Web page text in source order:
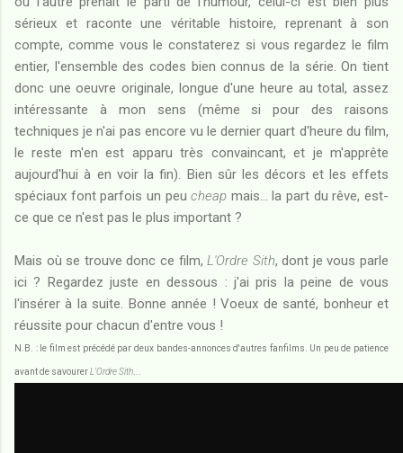
sérieux et raconte une véritable histoire, reprenant à son
compte, comme vous le constaterez si vous regardez le film
entier, l'ensemble des codes bien connus de la série. On tient
donc une oeuvre originale, longue d'une heure au total, assez
intéressante à mon sens (même si pour des raisons
techniques je n'ai pas encore vu le dernier quart d'heure du film,
le reste m'en est apparu très convaincant, et je m'apprête
aujourd'hui à en voir la fin). Bien sûr les décors et les effets
spéciaux font parfois un peucheap mais... la part du rêve, est-
ce que ce n'est pas le plus important ?
Mais où se trouve donc ce film,L'Ordre Sith, dont je vous parle
ici ? Regardez juste en dessous : j'ai pris la peine de vous
l'insérer à la suite. Bonne année ! Voeux de santé, bonheur et
réussite pour chacun d'entre vous !
N.B. : le film est précédé par deux bandes-annonces d'autres fanfilms. Un peu de patience
avant de savourerL'Ordre Sith